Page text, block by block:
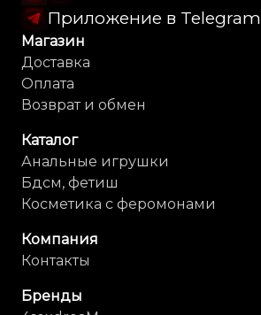
Приложение в Telegram
Магазин
Доставка
Оплата
Возврат и обмен
Каталог
Анальные игрушки
Бдсм, фетиш
Косметика с феромонами
Компания
Контакты
Бренды